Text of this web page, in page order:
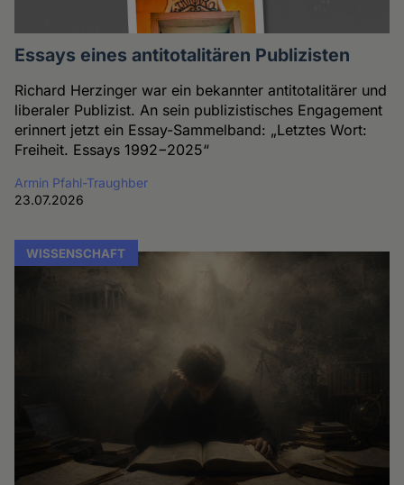
Essays eines antitotalitären Publizisten
Richard Herzinger war ein bekannter antitotalitärer und
liberaler Publizist. An sein publizistisches Engagement
erinnert jetzt ein Essay-Sammelband: „Letztes Wort:
Freiheit. Essays 1992−2025“
Armin Pfahl-Traughber
23.07.2026
WISSENSCHAFT